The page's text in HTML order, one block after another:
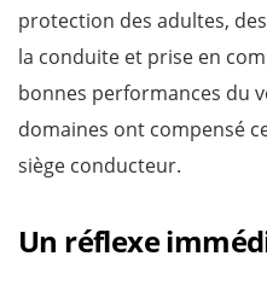
protection des adultes,
la conduite et prise en
bonnes performances du
domaines ont compensé
siège conducteur.
Un réflexe